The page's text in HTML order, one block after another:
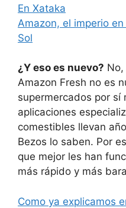
En Xataka
Amazon, el imperio
Sol
¿Y eso es nuevo?
Amazon Fresh no es
supermercados por sí
aplicaciones
comestibles llevan
Bezos lo saben. Por
que mejor les han
más rápido y más
Como ya explicamos